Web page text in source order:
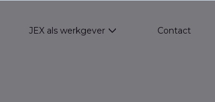
JEX als werkgeverShow submenu for
Contact